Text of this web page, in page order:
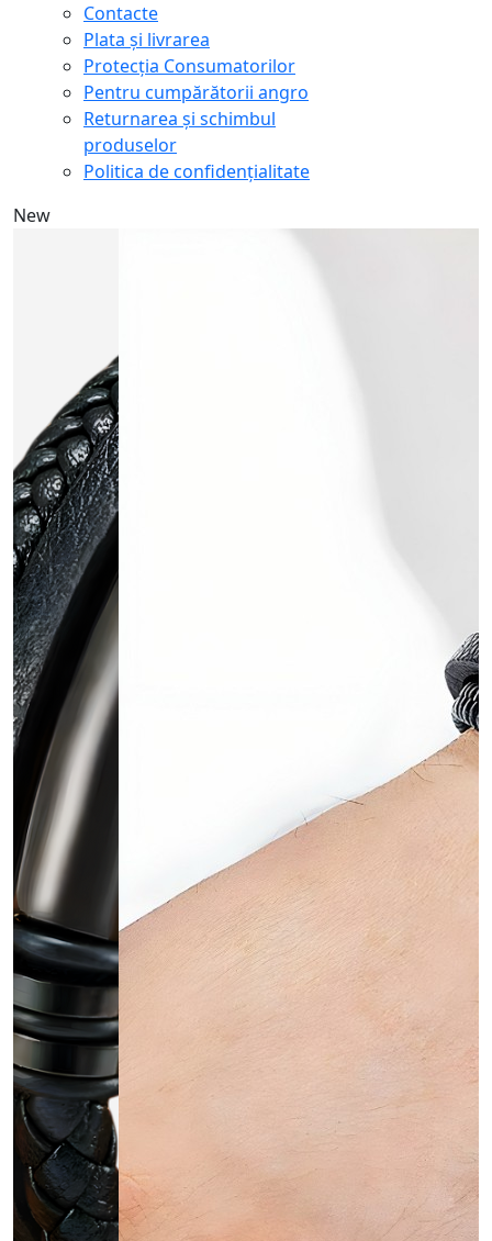
Contacte
Plata și livrarea
Protecţia Consumatorilor
Pentru cumpărătorii angro
Returnarea și schimbul
produselor
Politica de confidențialitate
New